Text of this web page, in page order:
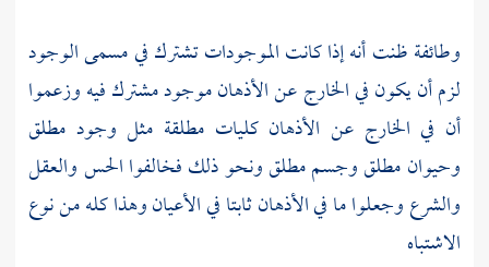
وطائفة ظنت أنه إذا كانت الموجودات تشترك في مسمى الوجود
لزم أن يكون في الخارج عن الأذهان موجود مشترك فيه وزعموا
أن في الخارج عن الأذهان كليات مطلقة مثل وجود مطلق
وحيوان مطلق وجسم مطلق ونحو ذلك فخالفوا الحس والعقل
والشرع وجعلوا ما في الأذهان ثابتا في الأعيان وهذا كله من نوع
الاشتباه